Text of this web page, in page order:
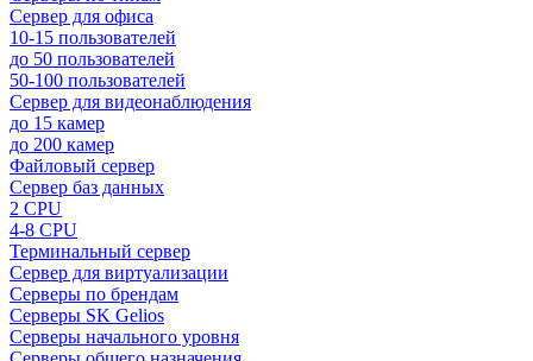
Сервер для офиса
10-15 пользователей
до 50 пользователей
50-100 пользователей
Сервер для видеонаблюдения
до 15 камер
до 200 камер
Файловый сервер
Сервер баз данных
2 CPU
4-8 CPU
Терминальный сервер
Сервер для виртуализации
Серверы по брендам
Серверы SK Gelios
Серверы начального уровня